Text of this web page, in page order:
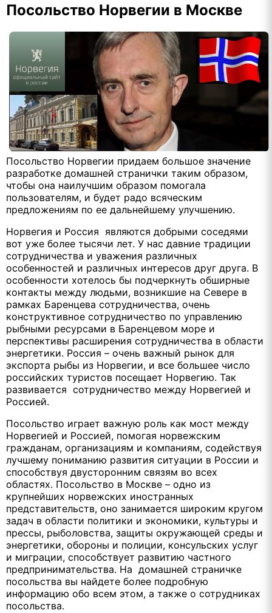
Посольство Норвегии в Москве
Посольство Норвегии придаем большое значение
разработке домашней странички таким образом,
чтобы она наилучшим образом помогала
пользователям, и будет радо всяческим
предложениям по ее дальнейшему улучшению.
Норвегия и Россия являются добрыми соседями
вот уже более тысячи лет. У нас давние традиции
сотрудничества и уважения различных
особенностей и различных интересов друг друга. В
особенности хотелось бы подчеркнуть обширные
контакты между людьми, возникшие на Севере в
рамках Баренцева сотрудничества, очень
конструктивное сотрудничество по управлению
рыбными ресурсами в Баренцевом море и
перспективы расширения сотрудничества в области
энергетики. Россия – очень важный рынок для
экспорта рыбы из Норвегии, и все большее число
российских туристов посещает Норвегию. Так
развивается сотрудничество между Норвегией и
Россией.
Посольство играет важную роль как мост между
Норвегией и Россией, помогая норвежским
гражданам, организациям и компаниям, содействуя
лучшему пониманию развития ситуации в России и
способствуя двусторонним связям во всех
областях. Посольство в Москве – одно из
крупнейших норвежских иностранных
представительств, оно занимается широким кругом
задач в области политики и экономики, культуры и
прессы, рыболовства, защиты окружающей среды и
энергетики, обороны и полиции, консульских услуг
и миграции, способствует развитию частного
предпринимательства. На домашней страничке
посольства вы найдете более подробную
информацию обо всем этом, а также о сотрудниках
посольства.